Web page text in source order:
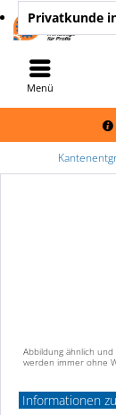
Privatkunde
Menü
Abbildung ähnlich
werden immer ohne
Informationen